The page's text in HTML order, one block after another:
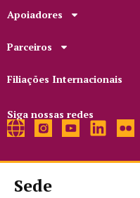
Apoiadores
Parceiros
Filiações Internacionais
Siga nossas redes
Sede